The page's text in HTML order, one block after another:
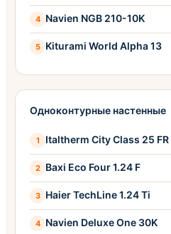
Navien NGB 210-10K
Kiturami World Alpha 13
Одноконтурные настенные
Italtherm City Class 25 FR
Baxi Eco Four 1.24 F
Haier TechLine 1.24 Ti
Navien Deluxe One 30K